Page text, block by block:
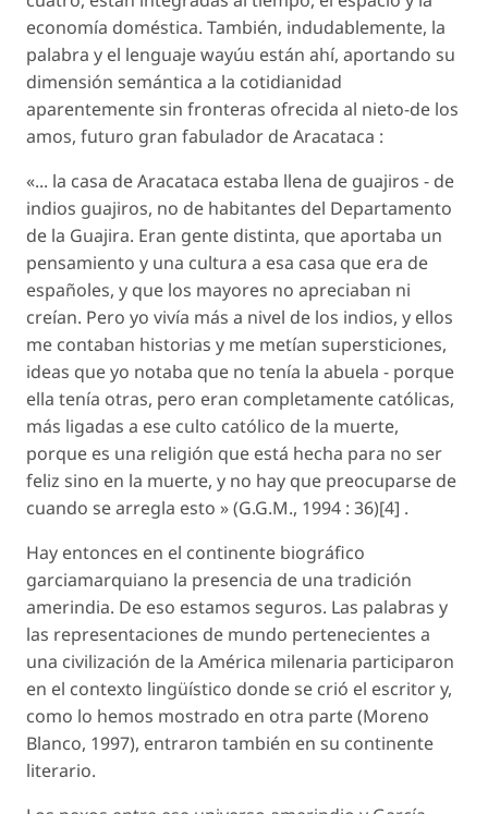
economía doméstica. También, indudablemente, la
palabra y el lenguaje wayúu están ahí, aportando su
dimensión semántica a la cotidianidad
aparentemente sin fronteras ofrecida al nieto-de los
amos, futuro gran fabulador de Aracataca :
«... la casa de Aracataca estaba llena de guajiros - de
indios guajiros, no de habitantes del Departamento
de la Guajira. Eran gente distinta, que aportaba un
pensamiento y una cultura a esa casa que era de
españoles, y que los mayores no apreciaban ni
creían. Pero yo vivía más a nivel de los indios, y ellos
me contaban historias y me metían supersticiones,
ideas que yo notaba que no tenía la abuela - porque
ella tenía otras, pero eran completamente católicas,
más ligadas a ese culto católico de la muerte,
porque es una religión que está hecha para no ser
feliz sino en la muerte, y no hay que preocuparse de
cuando se arregla esto » (G.G.M., 1994 : 36)[4] .
Hay entonces en el continente biográfico
garciamarquiano la presencia de una tradición
amerindia. De eso estamos seguros. Las palabras y
las representaciones de mundo pertenecientes a
una civilización de la América milenaria participaron
en el contexto lingüístico donde se crió el escritor y,
como lo hemos mostrado en otra parte (Moreno
Blanco, 1997), entraron también en su continente
literario.